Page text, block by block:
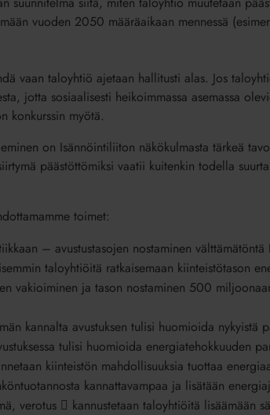
vuoden 2050 määräaikaan mennessä
vaan taloyhtiö ajetaan hallitusti alas. Jos
jotta sosiaalisesti heikoimmassa asemassa
konkurssin myötä.
on Isännöintiliiton näkökulmasta tärkeä
päästöttömiksi vaatii kuitenkin todella
toimet:
– avustustasojen nostaminen
taloyhtiöitä ratkaisemaan kiinteistötason
vakioiminen ja tason nostaminen 500
kannalta avustuksen tulisi huomioida nykyistä
tulisi huomioida energiatehokkuuden
kiinteistön mahdollisuuksia tuottaa
kannattavampaa ja lisätään
verotus  kannustetaan taloyhtiöitä lisäämään